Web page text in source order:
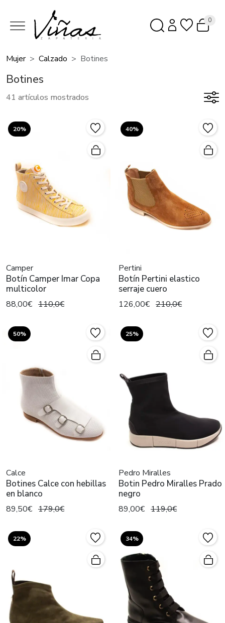
0
Mujer Calzado Botines
Botines
41 artículos mostrados
20%
Camper
Botín Camper Imar Copa
multicolor
88,00€ 110,0€
40%
Pertini
Botín Pertini elastico
serraje cuero
126,00€ 210,0€
50%
Calce
Botines Calce con hebillas
en blanco
89,50€ 179,0€
25%
Pedro Miralles
Botin Pedro Miralles Prado
negro
89,00€ 119,0€
22% 34%